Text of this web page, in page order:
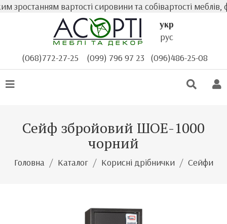
вартості сировини та собівартості меблів,
укр
рус
(068)772-27-25
(099) 796 97 23 (096)486-25-08
Сейф збройовий ШОЕ-1000
чорний
Головна Каталог Корисні дрібнички Сейфи